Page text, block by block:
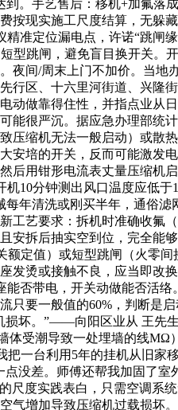
。手艺售后：移机+加氟落
按现实施工尺度结算，无躲
准定位漏电点，许诺“跳闸
跳闸，避免盲目换开关。
间/周末上门不加价。当地
区、十六里河街道、兴隆
做靠得住性，并指点业从
很严沉。据应急办理部统
缩机无法一般启动）或散
培的开关，反而可能激发
后用钳形电流表丈量压缩机
10分钟测出风口温度应低
年清洗或刚买半年，通俗
艺要求：拆机时准确收氟
安拆后抽实空到位，完全能
定值）或短型跳闸（火零
烫或接触不良，应当即改
否带电，开关动做能否活
要一般值的60%，判断是
坏。”——向阳区业从 王先
受潮导致一处埋墙的线MΩ
一台利用5年的挂机从旧家
没差。师傅还帮我加固了室
度实践表白，只需空调系
增加导致压缩机过载损坏